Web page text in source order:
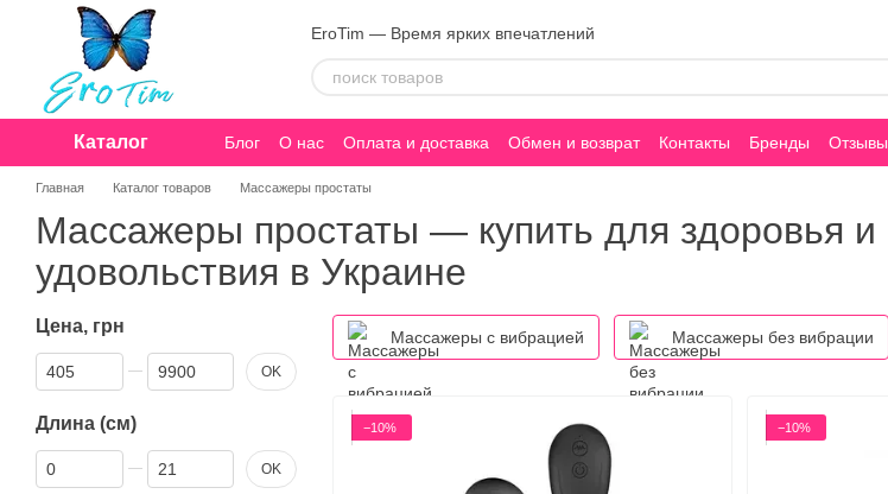
Перейти к основному контенту
EroTim — Время ярких впечатлений
Каталог Блог О нас Оплата и доставка Обмен и возврат Контакты Бренды Отзывы
Конфиденциальность
Главная Каталог товаров Массажеры простаты
Массажеры простаты — купить для здоровья и
удовольствия в Украине
Массажеры с вибрацией Массажеры без вибрации
−10% −10%
Цена, грн
От Цена, грн
До Цена, грн OK
Длина (см)
От Длина (см)
До Длина (см) OK